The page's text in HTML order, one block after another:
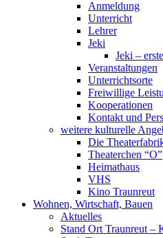
Anmeldung
Unterricht
Lehrer
Jeki
Jeki –
Veranstaltungen
Unterrichtsorte
Freiwillige
Kooperationen
Kontakt und
weitere kulturelle
Die
Theaterchen “O”
Heimathaus
VHS
Kino Traunreut
Wohnen, Wirtschaft, Bauen
Aktuelles
Stand Ort Traunreut –